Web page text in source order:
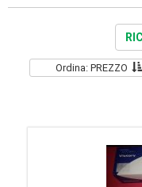
Ordina: PREZZO